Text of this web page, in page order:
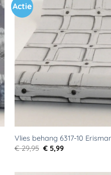
Actie
Vlies behang 6317-10
€29,95 Oorspronkelijke
prijs
€ 5,99Huidige